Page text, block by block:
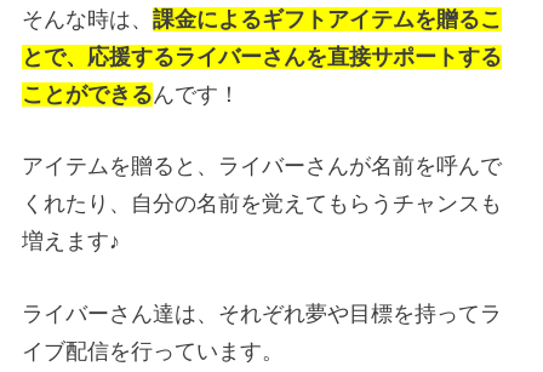
そんな時は、 課金によるギフトアイテムを贈るこ
とで、応援するライバーさんを直接サポートする
ことができるんです！
アイテムを贈ると、ライバーさんが名前を呼んで
くれたり、自分の名前を覚えてもらうチャンスも
増えます♪
ライバーさん達は、それぞれ夢や目標を持ってラ
イブ配信を行っています。